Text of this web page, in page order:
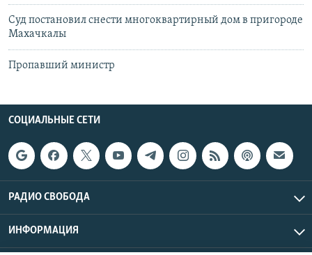
Суд постановил снести многоквартирный дом в пригороде
Махачкалы
Пропавший министр
СОЦИАЛЬНЫЕ СЕТИ
РАДИО СВОБОДА
ИНФОРМАЦИЯ